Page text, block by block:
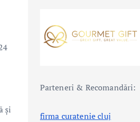
și
Parteneri & Recomandări:
firma curatenie cluj